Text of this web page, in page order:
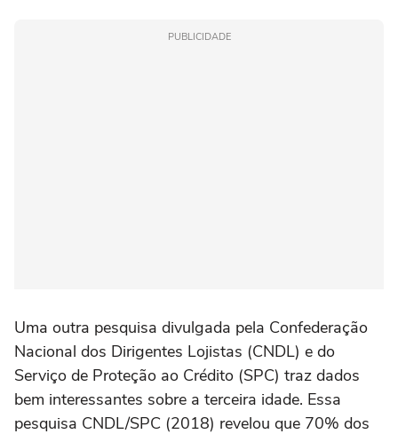
PUBLICIDADE
Uma outra pesquisa divulgada pela Confederação
Nacional dos Dirigentes Lojistas (CNDL) e do
Serviço de Proteção ao Crédito (SPC) traz dados
bem interessantes sobre a terceira idade. Essa
pesquisa CNDL/SPC (2018) revelou que 70% dos